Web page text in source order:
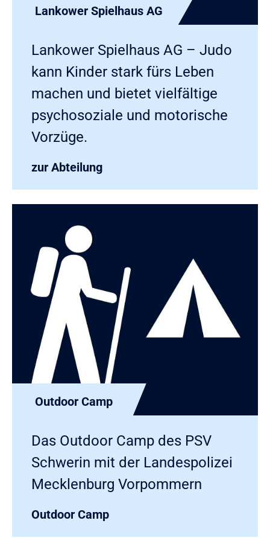
Lankower Spielhaus AG
Lankower Spielhaus AG – Judo
kann Kinder stark fürs Leben
machen und bietet vielfältige
psychosoziale und motorische
Vorzüge.
zur Abteilung
Outdoor Camp
Das Outdoor Camp des PSV
Schwerin mit der Landespolizei
Mecklenburg Vorpommern
Outdoor Camp